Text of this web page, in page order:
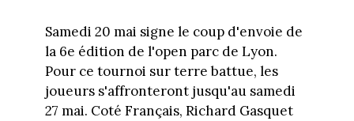
Samedi 20 mai signe le coup d'envoie de
la 6e édition de l'open parc de Lyon.
Pour ce tournoi sur terre battue, les
joueurs s'affronteront jusqu'au samedi
27 mai. Coté Français, Richard Gasquet